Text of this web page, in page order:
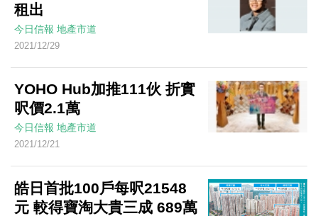
租出
今日信報 地產市道
2021/12/29
YOHO Hub加推111伙 折實
呎價2.1萬
今日信報 地產市道
2021/12/21
皓日首批100戶每呎21548
元 較得寶淘大貴三成 689萬